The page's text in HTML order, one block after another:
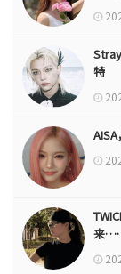
特
来